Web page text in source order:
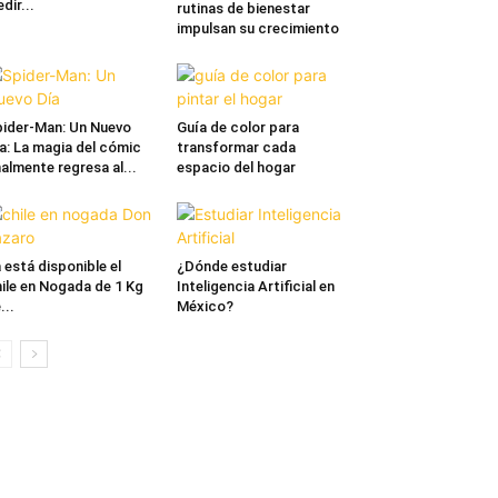
rutinas de bienestar
impulsan su crecimiento
Man: Un Nuevo
La magia del cómic
regresa al...
Guía de color para
transformar cada
espacio del hogar
está disponible el
en Nogada de 1 Kg
¿Dónde estudiar
Inteligencia Artificial en
México?